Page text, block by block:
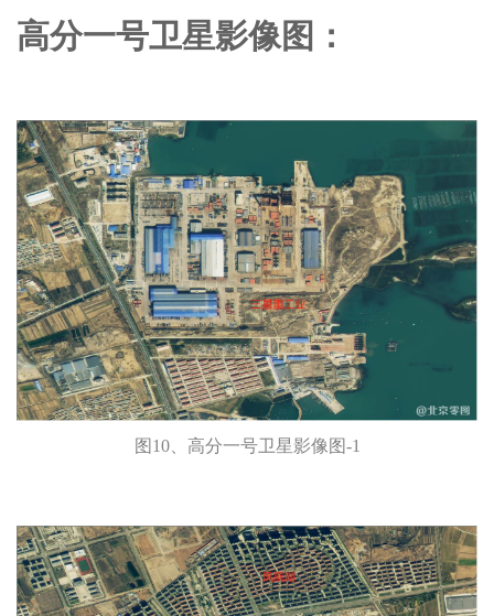
高分一号卫星影像图：
图10、高分一号卫星影像图-1